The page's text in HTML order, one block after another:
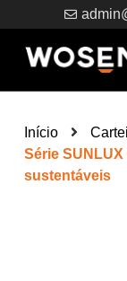
Início
Série
sustentáveis